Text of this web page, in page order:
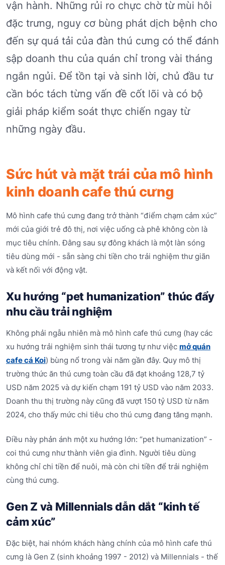
vận hành. Những rủi ro chực chờ từ mùi hôi
đặc trưng, nguy cơ bùng phát dịch bệnh cho
đến sự quá tải của đàn thú cưng có thể đánh
sập doanh thu của quán chỉ trong vài tháng
ngắn ngủi. Để tồn tại và sinh lời, chủ đầu tư
cần bóc tách từng vấn đề cốt lõi và có bộ
giải pháp kiểm soát thực chiến ngay từ
những ngày đầu.
Sức hút và mặt trái của mô hình
kinh doanh cafe thú cưng
Mô hình cafe thú cưng đang trở thành “điểm chạm cảm xúc”
mới của giới trẻ đô thị, nơi việc uống cà phê không còn là
mục tiêu chính. Đằng sau sự đông khách là một làn sóng
tiêu dùng mới - sẵn sàng chi tiền cho trải nghiệm thư giãn
và kết nối với động vật.
Xu hướng “pet humanization” thúc đẩy
nhu cầu trải nghiệm
Không phải ngẫu nhiên mà mô hình cafe thú cưng (hay các
xu hướng trải nghiệm sinh thái tương tự như việc mở quán
cafe cá Koi) bùng nổ trong vài năm gần đây. Quy mô thị
trường thức ăn thú cưng toàn cầu đã đạt khoảng 128,7 tỷ
USD năm 2025 và dự kiến chạm 191 tỷ USD vào năm 2033.
Doanh thu thị trường này cũng đã vượt 150 tỷ USD từ năm
2024, cho thấy mức chi tiêu cho thú cưng đang tăng mạnh.
Điều này phản ánh một xu hướng lớn: “pet humanization” -
coi thú cưng như thành viên gia đình. Người tiêu dùng
không chỉ chi tiền để nuôi, mà còn chi tiền để trải nghiệm
cùng thú cưng.
Gen Z và Millennials dẫn dắt “kinh tế
cảm xúc”
Đặc biệt, hai nhóm khách hàng chính của mô hình cafe thú
cưng là Gen Z (sinh khoảng 1997 - 2012) và Millennials - thế